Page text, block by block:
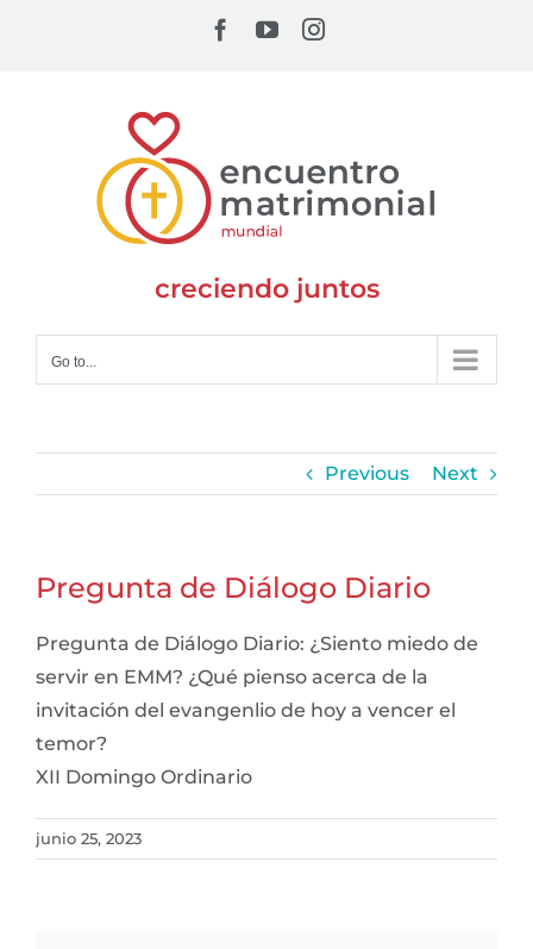
Facebook
YouTubeInstagram
creciendo juntos
Go to...
Previous Next
Pregunta de Diálogo Diario
Pregunta de Diálogo Diario: ¿Siento miedo de
servir en EMM? ¿Qué pienso acerca de la
invitación del evangenlio de hoy a vencer el
temor?
XII Domingo Ordinario
junio 25, 2023